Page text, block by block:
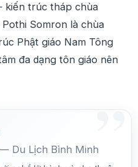
kiến trúc tháp chùa
Somron là chùa
Phật giáo Nam Tông
đa dạng tôn giáo nên
Du Lịch Bình Minh